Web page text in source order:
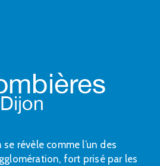
révèle comme l’un des
fort prisé par les